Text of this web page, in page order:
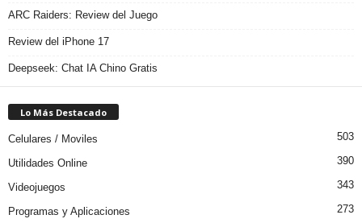
ARC Raiders: Review del Juego
Review del iPhone 17
Deepseek: Chat IA Chino Gratis
Lo Más Destacado
Celulares / Moviles 503
Utilidades Online 390
Videojuegos 343
Programas y Aplicaciones 273